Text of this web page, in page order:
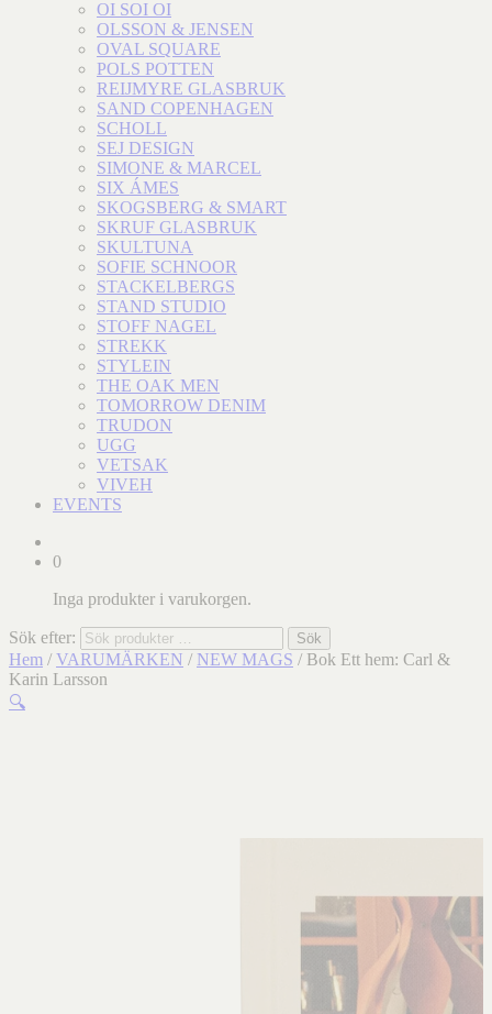
OI SOI OI
OLSSON & JENSEN
OVAL SQUARE
POLS POTTEN
REIJMYRE GLASBRUK
SAND COPENHAGEN
SCHOLL
SEJ DESIGN
SIMONE & MARCEL
SIX ÁMES
SKOGSBERG & SMART
SKRUF GLASBRUK
SKULTUNA
SOFIE SCHNOOR
STACKELBERGS
STAND STUDIO
STOFF NAGEL
STREKK
STYLEIN
THE OAK MEN
TOMORROW DENIM
TRUDON
UGG
VETSAK
VIVEH
EVENTS
0
Inga produkter i varukorgen.
Sök efter: Sök
Hem / VARUMÄRKEN / NEW MAGS / Bok Ett hem: Carl &
Karin Larsson
🔍